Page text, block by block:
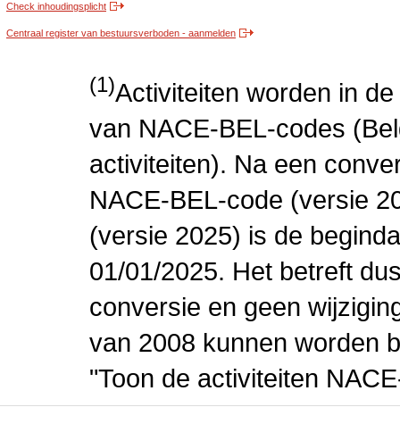
Check inhoudingsplicht
Centraal register van bestuursverboden - aanmelden
(1)Activiteiten worden in
van NACE-BEL-codes
activiteiten). Na een
NACE-BEL-code (versie
(versie 2025) is de
01/01/2025. Het betreft
conversie en geen
van 2008 kunnen worden
"Toon de activiteiten